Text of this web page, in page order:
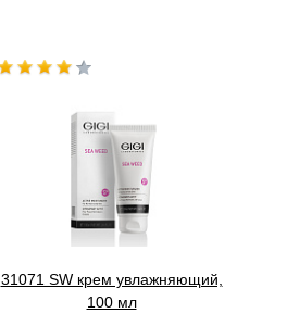
31071 SW крем увлажняющий,
100 мл